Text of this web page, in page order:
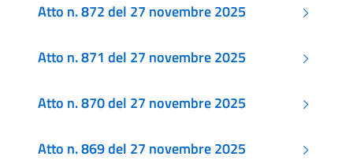
Atto n. 872 del 27 novembre 2025
Atto n. 871 del 27 novembre 2025
Atto n. 870 del 27 novembre 2025
Atto n. 869 del 27 novembre 2025